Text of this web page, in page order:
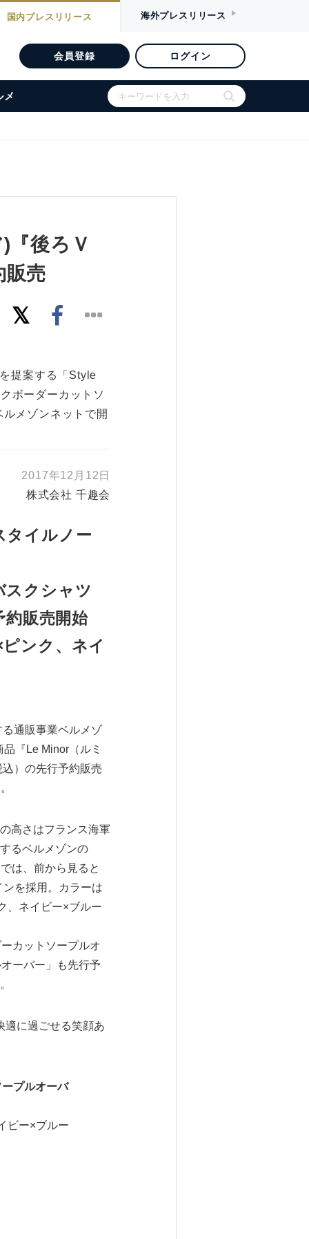
国内プレスリリース 海外プレスリリース
会員登録 ログイン
メ
後ろＶ
販売
提案する「Style
ボーダーカットソ
メゾンネットで開
2017年12月12日
株式会社 千趣会
イルノー
クシャツ
販売開始
ンク、ネイ
通販事業ベルメゾ
『Le Minor（ルミ
）の先行予約販売
高さはフランス海軍
るベルメゾンの
は、前から見ると
を採用。カラーは
、ネイビー×ブルー
カットソープルオ
ーバー」も先行予
に過ごせる笑顔あ
プルオーバ
ビー×ブルー